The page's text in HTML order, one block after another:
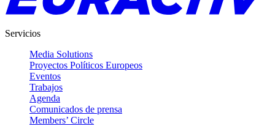
Servicios
Media Solutions
Proyectos Políticos Europeos
Eventos
Trabajos
Agenda
Comunicados de prensa
Members’ Circle